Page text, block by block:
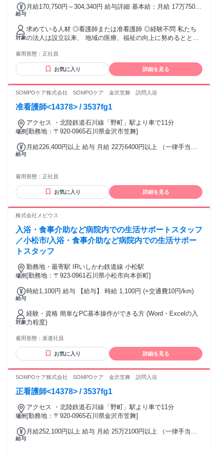
給与
月給170,750円～304,340円 給与詳細 基本給：月給 17万750円
支払われる通勤・皆勤・家族手当金額：なし 全員に一律で支
払われるその他手当金額：あり ※経験考慮の上決定 ※賃金の
決定に当たっては、正社員・非正社員の区分及び休業期間が
必要になります。 ・賞与あり ・交通費規定支給 ・暫定手当
勤手当（4,000円/回） ※深夜加算あり 試用・研修期間：3カ
月 試用・研修期間の条件：給与条件が異なる 【給与】 本採
用と異なる 基本給 : 月給 16万7400円 〜 29万8400円 固定残
業代：なし 【一律手当】 全員に一律で支払われる通勤・皆
勤・家族手当金額：なし 全員に一律で支払われるその他手当
金額：あり
対象
求めている人材 ◎看護師または准看護師 ◎経験不問 私たち
の法人は設立以来、 地域の医療、福祉の向上に努めるととも
低額診療に取り組んでいます。 ＼こんな方にもオススメ／ ・
医療福祉業界で社会貢献がしたい方 ・総合病院やクリニック
などの医療施設での勤務経験者 ・Uターン・Iターン希望の方
さんスタッフ・パパさんスタッフが働いている職場をお探し
いる方 ・もう一度看護師として患者さまと向き合いたい方 ・
方 年齢の条件と理由：あり（例外事由1号・60歳未満（定年
のため） 例外事由2号・22時～翌5時は18歳以上（労働基準
法））
雇用形態： 正社員
お気に入り 詳細を見る
SOMPOケア株式会社 SOMPOケア 金沢笠舞 訪問入浴
准看護師<14378> / 3537fg1
場所
アクセス ・北陸鉄道石川線「野町」駅より車で11分
[勤務地：〒920-0965石川県金沢市笠舞]
給与
月給226,400円以上 給与 月給 22万6400円以上 （一律手当を
雇用形態： 正社員
お気に入り 詳細を見る
株式会社メビウス
入浴・食事介助など病院内での生活サポートスタッフ
／小松市/入浴・食事介助など病院内での生活サポー
トスタッフ
場所
勤務地・最寄駅 IRいしかわ鉄道線 小松駅
[勤務地：〒923-0961石川県小松市向本折町]
給与
時給1,100円 給与 【給与】 時給 1,100円 (+交通費10円/km)
対象
経験・資格 簡単なPC基本操作ができる方 (Word・Excelの入
力程度)
雇用形態： 派遣社員
お気に入り 詳細を見る
SOMPOケア株式会社 SOMPOケア 金沢笠舞 訪問入浴
正看護師<14378> / 3537fg1
場所
アクセス ・北陸鉄道石川線「野町」駅より車で11分
[勤務地：〒920-0965石川県金沢市笠舞]
給与
月給252,100円以上 給与 月給 25万2100円以上 （一律手当を